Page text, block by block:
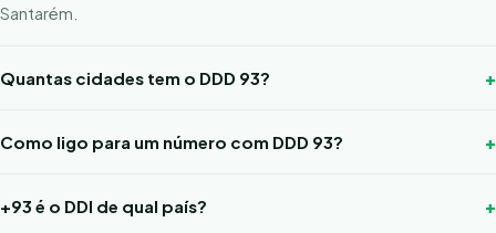
Santarém.
Quantas cidades tem o DDD 93?
Como ligo para um número com DDD 93?
+93 é o DDI de qual país?